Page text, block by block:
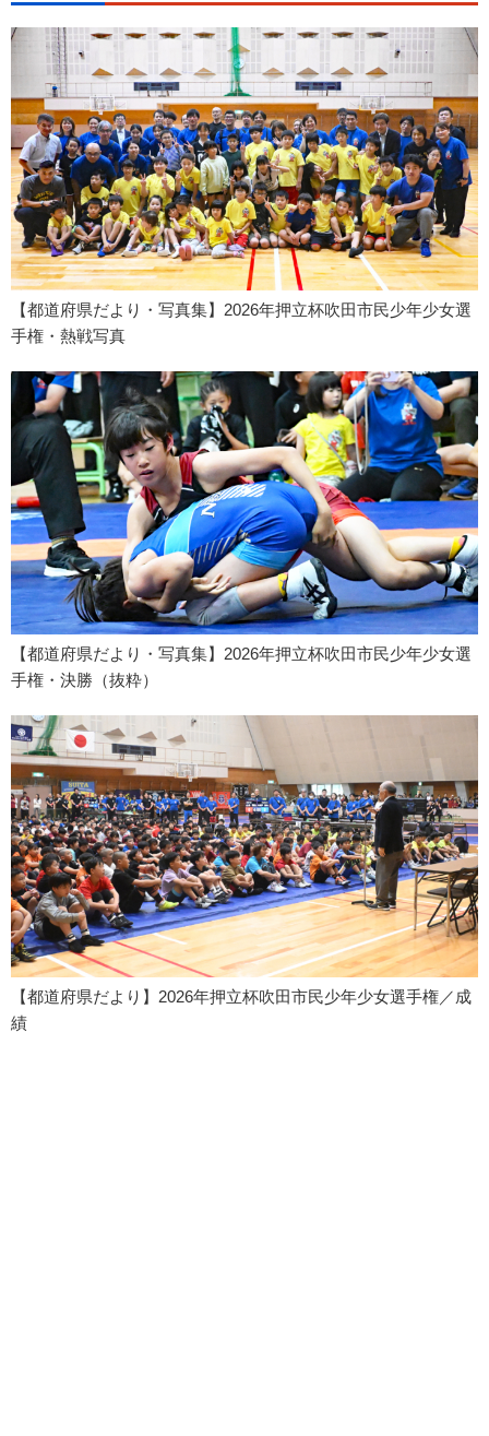
【都道府県だより・写真集】2026年押立杯吹田市民少年少女選
手権・熱戦写真
【都道府県だより・写真集】2026年押立杯吹田市民少年少女選
手権・決勝（抜粋）
【都道府県だより】2026年押立杯吹田市民少年少女選手権／成
績